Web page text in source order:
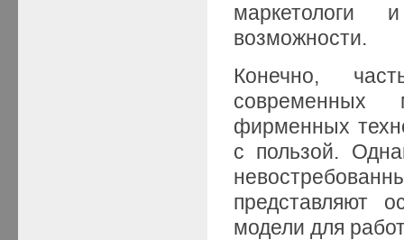
маркетологи
возможности.
Конечно,
современных
фирменных
с пользой.
представляют
модели для